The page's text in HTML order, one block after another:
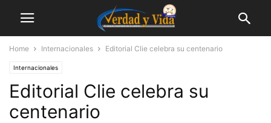
Home Internacionales Editorial Clie celebra su centenario
Internacionales
Editorial Clie celebra su
centenario